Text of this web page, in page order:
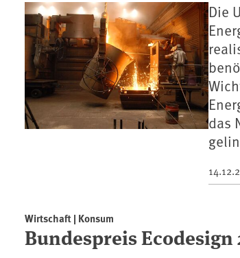
Die
das
Wirtschaft | Konsum
Bundespreis